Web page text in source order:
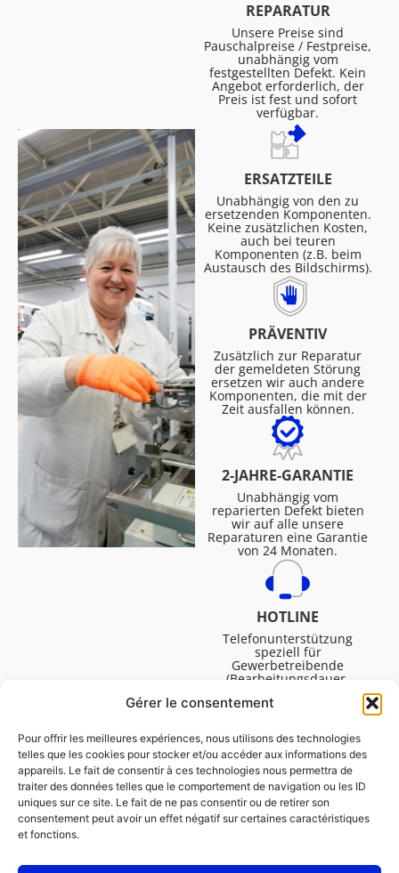
Gérer le consentement
Pour offrir les meilleures expériences, nous utilisons des technologies
telles que les cookies pour stocker et/ou accéder aux informations des
appareils. Le fait de consentir à ces technologies nous permettra de
traiter des données telles que le comportement de navigation ou les ID
uniques sur ce site. Le fait de ne pas consentir ou de retirer son
consentement peut avoir un effet négatif sur certaines caractéristiques
et fonctions.
REPARATUR
Unsere Preise sind
Pauschalpreise / Festpreise,
unabhängig vom
festgestellten Defekt. Kein
Angebot erforderlich, der
Preis ist fest und sofort
verfügbar.
ERSATZTEILE
Unabhängig von den zu
ersetzenden Komponenten.
Keine zusätzlichen Kosten,
auch bei teuren
Komponenten (z.B. beim
Austausch des Bildschirms).
PRÄVENTIV
Zusätzlich zur Reparatur
der gemeldeten Störung
ersetzen wir auch andere
Komponenten, die mit der
Zeit ausfallen können.
2-JAHRE-GARANTIE
Unabhängig vom
reparierten Defekt bieten
wir auf alle unsere
Reparaturen eine Garantie
von 24 Monaten.
HOTLINE
Telefonunterstützung
speziell für
Gewerbetreibende
(Bearbeitungsdauer,
technische Assistenz usw.).
Montag bis Freitag von